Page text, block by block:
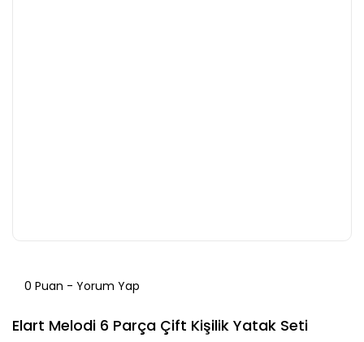
0 Puan - Yorum Yap
Elart Melodi 6 Parça Çift Kişilik Yatak Seti